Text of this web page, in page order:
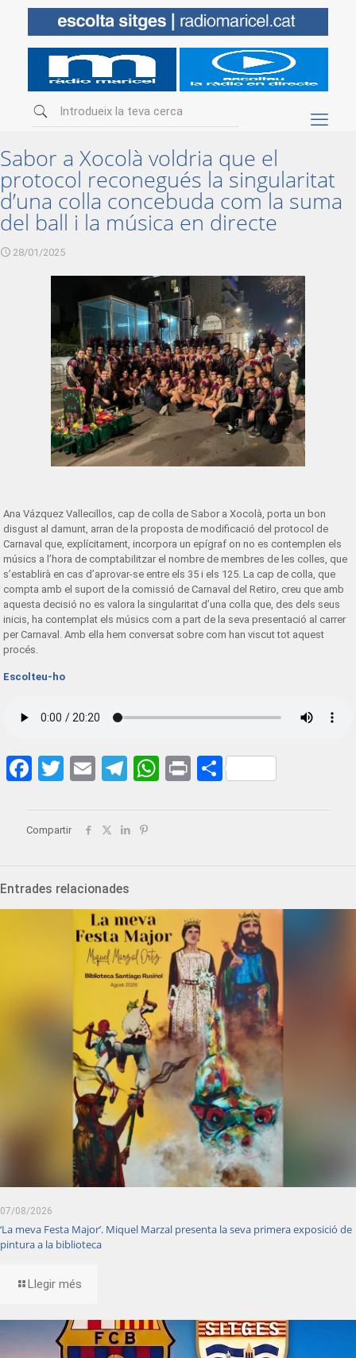
Sabor a Xocolà voldria que el
protocol reconegués la singularitat
d’una colla concebuda com la suma
del ball i la música en directe
28/01/2025
Ana Vázquez Vallecillos, cap de colla de Sabor a Xocolà, porta un bon
disgust al damunt, arran de la proposta de modificació del protocol de
Carnaval que, explícitament, incorpora un epígraf on no es contemplen els
músics a l’hora de comptabilitzar el nombre de membres de les colles, que
s’establirà en cas d’aprovar-se entre els 35 i els 125. La cap de colla, que
compta amb el suport de la comissió de Carnaval del Retiro, creu que amb
aquesta decisió no es valora la singularitat d’una colla que, des dels seus
inicis, ha contemplat els músics com a part de la seva presentació al carrer
per Carnaval. Amb ella hem conversat sobre com han viscut tot aquest
procés.
Escolteu-ho
Facebook
Twitter
EmailTelegram
WhatsApp
PrintShare
Compartir
Entrades relacionades
07/08/2026
‘La meva Festa Major’. Miquel Marzal presenta la seva primera exposició de
pintura a la biblioteca
Llegir més